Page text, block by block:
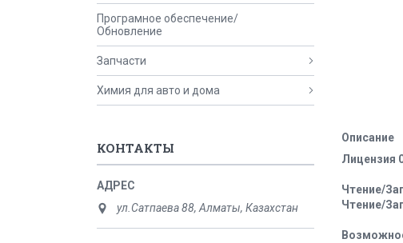
Описание
Лицензия
Чтение/
Чтение/
Програмное обеспечение/
Обновление
Запчасти
Химия для авто и дома
КОНТАКТЫ
ул.Сатпаева 88, Алматы, Казахстан